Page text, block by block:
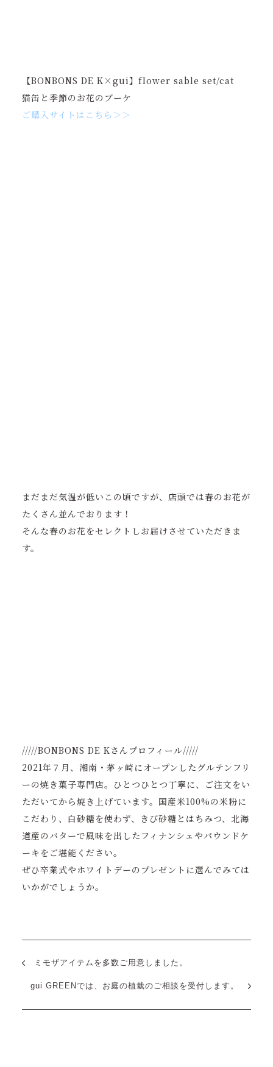
【BONBONS DE K×gui】flower sable set/cat
猫缶と季節のお花のブーケ
ご購入サイトはこちら＞＞
まだまだ気温が低いこの頃ですが、店頭では春のお花が
たくさん並んでおります！
そんな春のお花をセレクトしお届けさせていただきま
す。
/////BONBONS DE Kさんプロフィール/////
2021年７月、湘南・茅ヶ崎にオープンしたグルテンフリ
ーの焼き菓子専門店。ひとつひとつ丁寧に、ご注文をい
ただいてから焼き上げています。国産米100%の米粉に
こだわり、白砂糖を使わず、きび砂糖とはちみつ、北海
道産のバターで風味を出したフィナンシェやパウンドケ
ーキをご堪能ください。
ぜひ卒業式やホワイトデーのプレゼントに選んでみては
いかがでしょうか。
ミモザアイテムを多数ご用意しました。
gui GREENでは、お庭の植栽のご相談を受付します。